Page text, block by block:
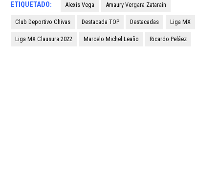
ETIQUETADO: Alexis Vega Amaury Vergara Zatarain
Club Deportivo Chivas Destacada TOP Destacadas Liga MX
Liga MX Clausura 2022 Marcelo Michel Leaño Ricardo Peláez